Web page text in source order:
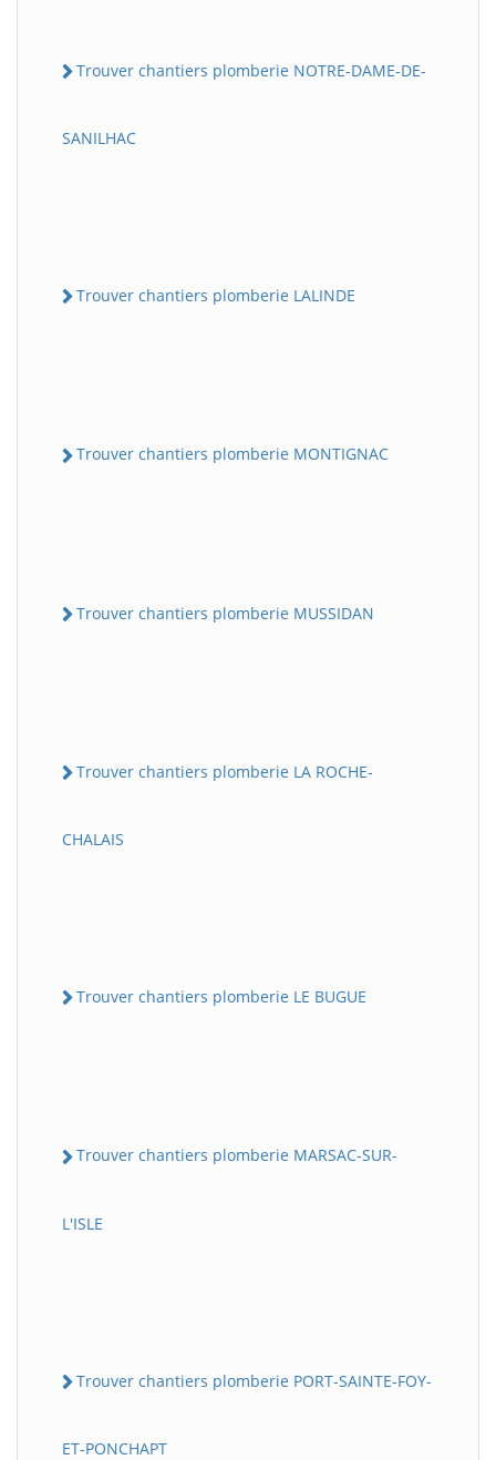
Trouver chantiers plomberie NOTRE-DAME-DE-
SANILHAC
Trouver chantiers plomberie LALINDE
Trouver chantiers plomberie MONTIGNAC
Trouver chantiers plomberie MUSSIDAN
Trouver chantiers plomberie LA ROCHE-
CHALAIS
Trouver chantiers plomberie LE BUGUE
Trouver chantiers plomberie MARSAC-SUR-
L'ISLE
Trouver chantiers plomberie PORT-SAINTE-FOY-
ET-PONCHAPT